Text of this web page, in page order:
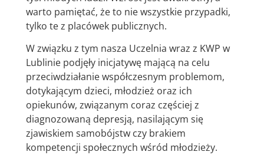
warto pamiętać, że to nie wszystkie przypadki,
tylko te z placówek publicznych.
W związku z tym nasza Uczelnia wraz z KWP w
Lublinie podjęły inicjatywę mającą na celu
przeciwdziałanie współczesnym problemom,
dotykającym dzieci, młodzież oraz ich
opiekunów, związanym coraz częściej z
diagnozowaną depresją, nasilającym się
zjawiskiem samobójstw czy brakiem
kompetencji społecznych wśród młodzieży.